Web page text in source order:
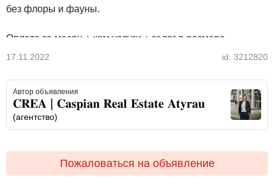
без флоры и фауны.
Оплата за месяц + ком.услуги + залог в размере
месячной оплаты.
- Курить в квартире запрещено
(все виды табачных изделий, включая кальян,
электронные сигареты и т.д.);
- Без детей (до 7 лет);
✔️ При заселении кроме оплаты за проживание мы
17.11.2022 id: 3212820
Автор объявления
𝐂𝐑𝐄𝐀 | 𝐂𝐚𝐬𝐩𝐢𝐚𝐧 𝐑𝐞𝐚𝐥 𝐄𝐬𝐭𝐚𝐭𝐞 𝐀𝐭𝐲𝐫𝐚𝐮
(агентство)
Пожаловаться на объявление